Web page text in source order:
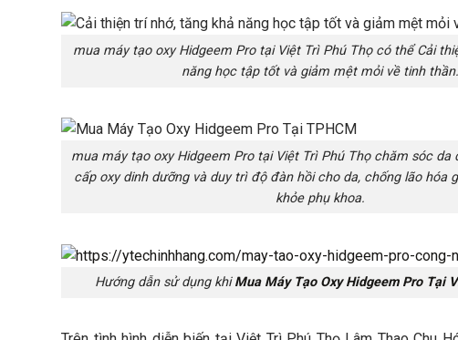
mua máy tạo oxy Hidgeem Pro tại Việt Trì Phú Thọ có thể Cải
năng học tập tốt và giảm mệt mỏi về tinh thần.
mua máy tạo oxy Hidgeem Pro tại Việt Trì Phú Thọ chăm sóc da
cấp oxy dinh dưỡng và duy trì độ đàn hồi cho da, chống lão hóa
khỏe phụ khoa.
Hướng dẫn sử dụng khiMua Máy Tạo Oxy Hidgeem Pro Tại